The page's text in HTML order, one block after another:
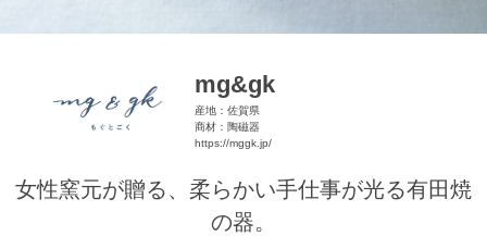
mg&gk
産地：佐賀県
商材：陶磁器
https://mggk.jp/
女性窯元が贈る、柔らかい手仕事が光る有田焼
の器。